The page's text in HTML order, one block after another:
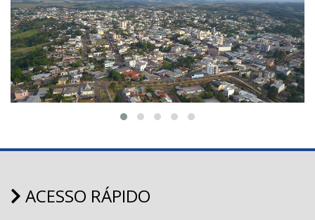
ACESSO RÁPIDO